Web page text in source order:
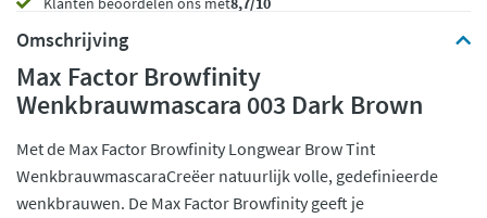
Omschrijving
Max Factor Browfinity
Wenkbrauwmascara 003 Dark Brown
Met de Max Factor Browfinity Longwear Brow Tint
WenkbrauwmascaraCreëer natuurlijk volle, gedefinieerde
wenkbrauwen. De Max Factor Browfinity geeft je